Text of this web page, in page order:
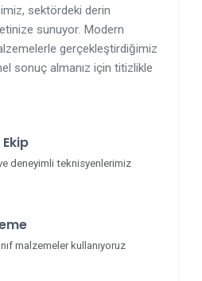
sektördeki derin
sunuyor. Modern
gerçekleştirdiğimiz
sonuç almanız için titizlikle
deneyimli teknisyenlerimiz
malzemeler kullanıyoruz